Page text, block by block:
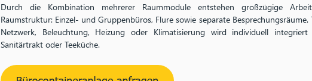
Durch die Kombination mehrerer Raummodule entstehen großzügige
Raumstruktur: Einzel- und Gruppenbüros, Flure sowie separate
Netzwerk, Beleuchtung, Heizung oder Klimatisierung wird individuell
Sanitärtrakt oder Teeküche.